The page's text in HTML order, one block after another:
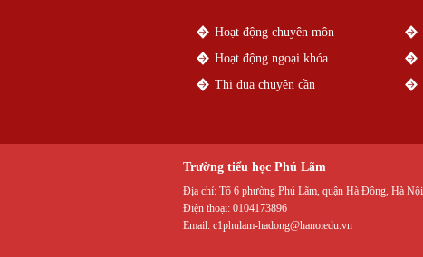
Hoạt động chuyên môn
Hoạt động ngoại khóa
Thi đua chuyên cần
Trường tiểu học Phú Lãm
Địa chỉ: Tổ 6 phường Phú Lãm, quận Hà Đông, Hà Nội
Điện thoại: 0104173896
Email: c1phulam-hadong@hanoiedu.vn